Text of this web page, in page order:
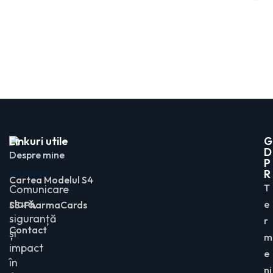
Comunicare
clară,
siguranță
și
impact
în
Linkuri utile
Despre mine
Cartea Modelul S4
SS-PharmaCards
Contact
G
D
P
R
T
e
r
m
e
ni